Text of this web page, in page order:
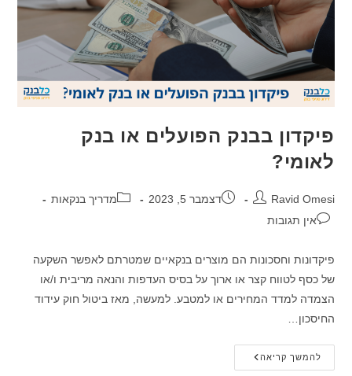
פיקדון בבנק הפועלים או בנק
לאומי?
מחבר:
Ravid Omesi פורסם:דצמבר 5, 2023 קטגוריה:
מדריך בנקאות
תגובות:אין תגובות
​פיקדונות וחסכונות הם מוצרים בנקאיים שמטרתם לאפשר השקעה
של כסף לטווח קצר או ארוך על בסיס העדפות והנאה מריבית ו/או
הצמדה למדד המחירים או למטבע. למעשה, מאז ביטול חוק עידוד
החיסכון…
להמשך קריאהפיקדון
בבנק